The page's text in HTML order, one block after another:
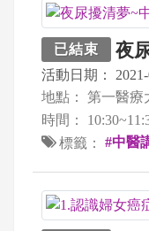
已結束 夜
活動日期：
地點：
第一醫療
時間：
標籤：
#中醫